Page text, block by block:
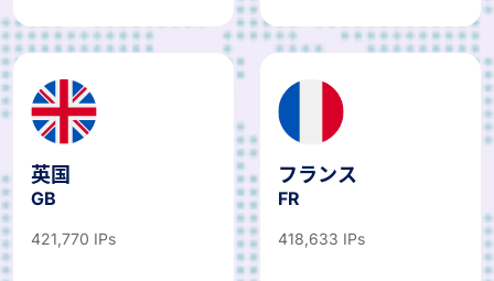
英国
GB
421,770 IPs
フランス
FR
418,633 IPs